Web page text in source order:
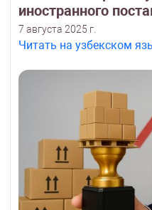
иностранного
7 августа 2025 г.
Читать на узбекском